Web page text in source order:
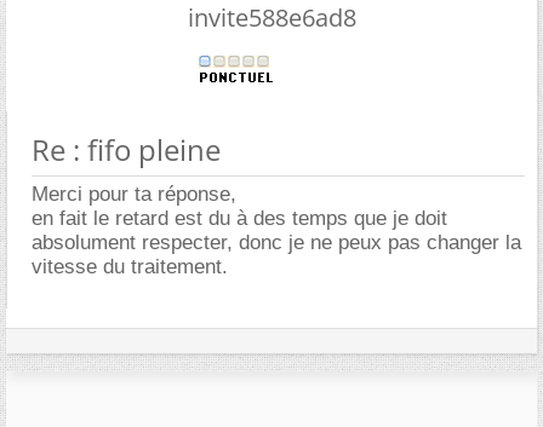
invite588e6ad8
Re : fifo pleine
Merci pour ta réponse,
en fait le retard est du à des temps que je doit
absolument respecter, donc je ne peux pas changer la
vitesse du traitement.